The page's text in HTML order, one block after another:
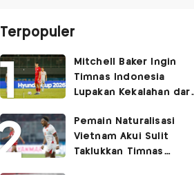
Terpopuler
Mitchell Baker Ingin
Timnas Indonesia
Lupakan Kekalahan dari
di Singapura!
Pemain Naturalisasi
Vietnam Akui Sulit
Taklukkan Timnas